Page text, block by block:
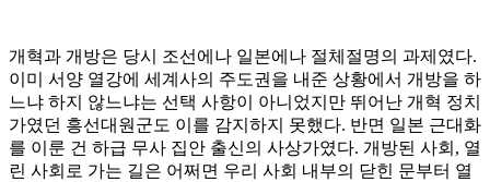
개혁과 개방은 당시 조선에나 일본에나 절체절명의 과제였다.
이미 서양 열강에 세계사의 주도권을 내준 상황에서 개방을 하
느냐 하지 않느냐는 선택 사항이 아니었지만 뛰어난 개혁 정치
가였던 흥선대원군도 이를 감지하지 못했다. 반면 일본 근대화
를 이룬 건 하급 무사 집안 출신의 사상가였다. 개방된 사회, 열
린 사회로 가는 길은 어쩌면 우리 사회 내부의 닫힌 문부터 열